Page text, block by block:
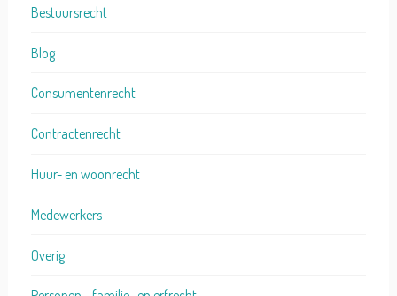
Bestuursrecht
Blog
Consumentenrecht
Contractenrecht
Huur- en woonrecht
Medewerkers
Overig